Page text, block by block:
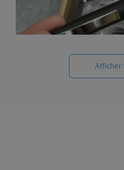
Afficher